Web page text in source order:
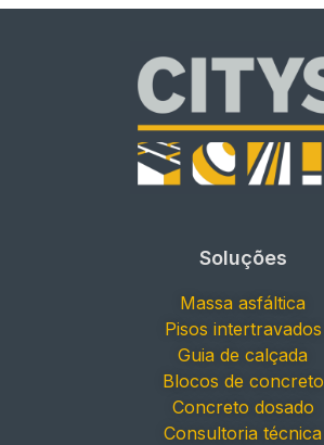
Soluções
Massa asfáltica
Pisos intertravados
Guia de calçada
Blocos de concreto
Concreto dosado
Consultoria técnica